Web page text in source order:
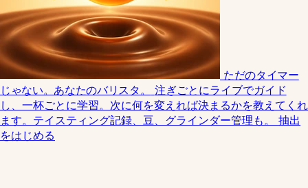
ただのタイマー
じゃない。あなたのバリスタ。
注ぎごとにライブでガイド
し、一杯ごとに学習。次に何を変えれば決まるかを教えてくれ
ます。テイスティング記録、豆、グラインダー管理も。
抽出
をはじめる